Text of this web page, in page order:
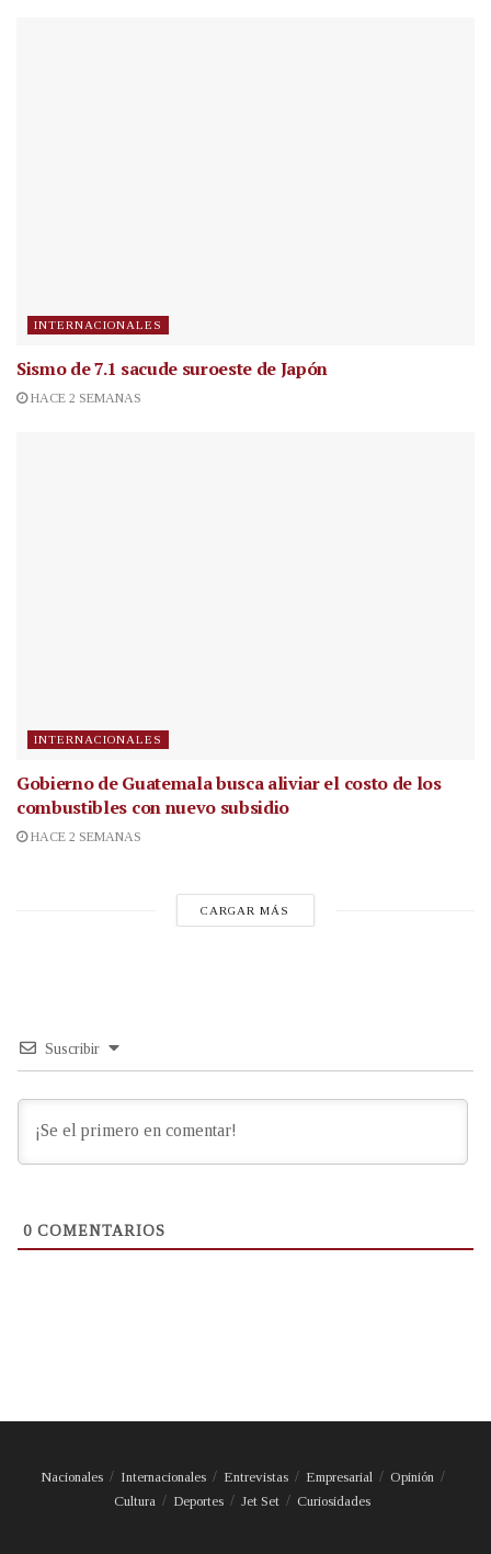
INTERNACIONALES
Sismo de 7.1 sacude suroeste de Japón
HACE 2 SEMANAS
INTERNACIONALES
Gobierno de Guatemala busca aliviar el costo de los
combustibles con nuevo subsidio
HACE 2 SEMANAS
CARGAR MÁS
Suscribir
0 COMENTARIOS
Nacionales Internacionales Entrevistas Empresarial
Opinión
Cultura
Deportes Jet Set Curiosidades